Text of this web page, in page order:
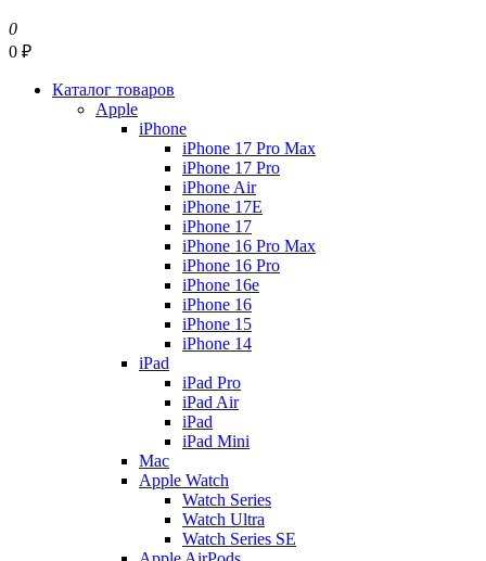
0
0 ₽
Каталог товаров
Apple
iPhone
iPhone 17 Pro Max
iPhone 17 Pro
iPhone Air
iPhone 17E
iPhone 17
iPhone 16 Pro Max
iPhone 16 Pro
iPhone 16e
iPhone 16
iPhone 15
iPhone 14
iPad
iPad Pro
iPad Air
iPad
iPad Mini
Mac
Apple Watch
Watch Series
Watch Ultra
Watch Series SE